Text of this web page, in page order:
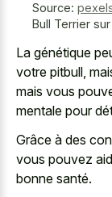
Source:
Bull Terrier
La génétique
votre pitbull,
mais vous
mentale pour
Grâce à des
vous pouvez
bonne santé.